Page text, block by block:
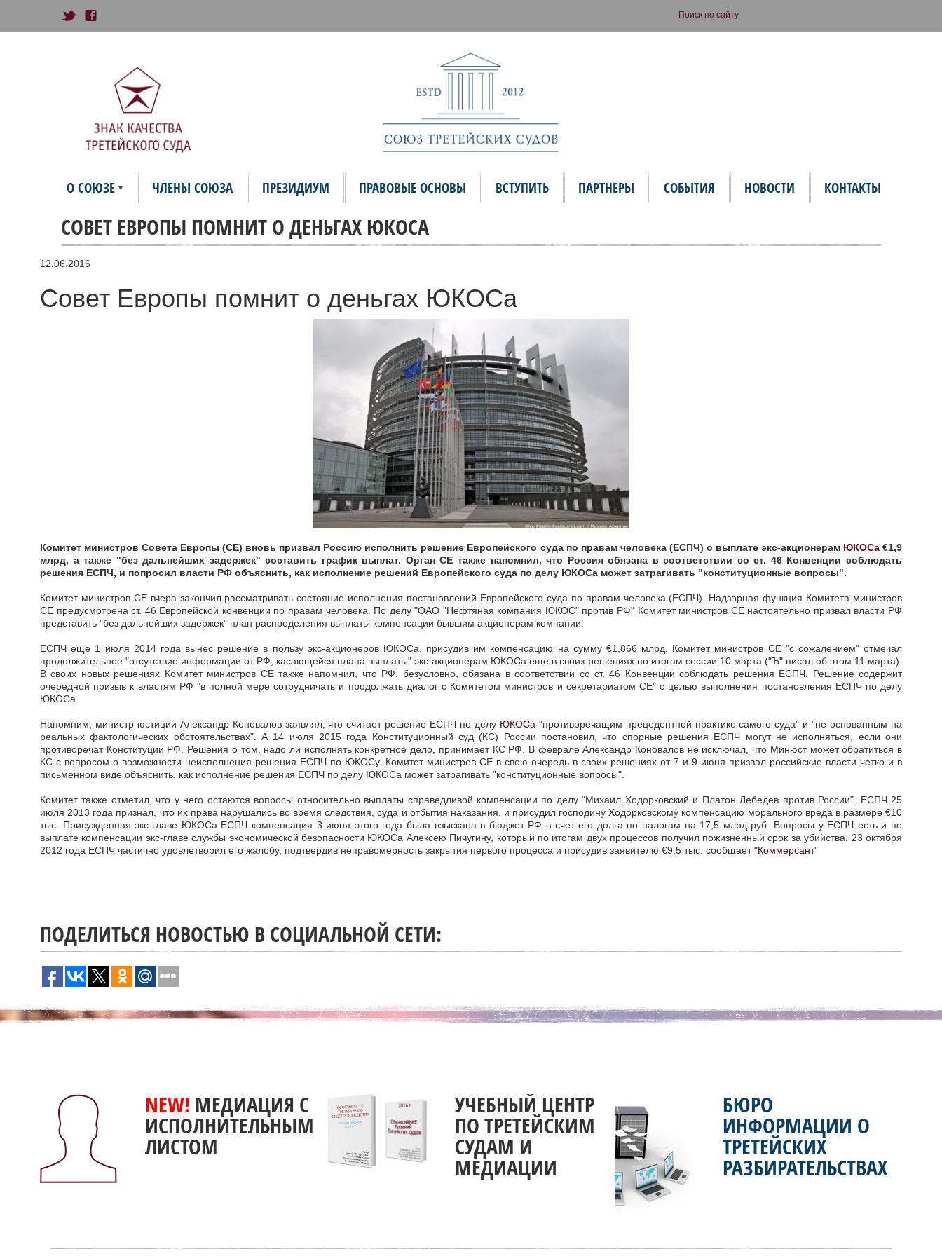
О СОЮЗЕ ЧЛЕНЫ СОЮЗА ПРЕЗИДИУМ ПРАВОВЫЕ ОСНОВЫ ВСТУПИТЬ ПАРТНЕРЫ СОБЫТИЯ НОВОСТИ КОНТАКТЫ
СОВЕТ ЕВРОПЫ ПОМНИТ О ДЕНЬГАХ ЮКОСА
12.06.2016
Совет Европы помнит о деньгах ЮКОСа
Комитет министров Совета Европы (СЕ) вновь призвал Россию исполнить решение Европейского суда по правам человека (ЕСПЧ) о выплате экс-акционерам ЮКОСа€1,9
млрд, а также "без дальнейших задержек" составить график выплат. Орган СЕ также напомнил, что Россия обязана в соответствии со ст. 46 Конвенции соблюдать
решения ЕСПЧ, и попросил власти РФ объяснить, как исполнение решений Европейского суда по делу ЮКОСа может затрагивать "конституционные вопросы".
Комитет министров СЕ вчера закончил рассматривать состояние исполнения постановлений Европейского суда по правам человека (ЕСПЧ). Надзорная функция Комитета министров
СЕ предусмотрена ст. 46 Европейской конвенции по правам человека. По делу "ОАО "Нефтяная компания ЮКОС" против РФ" Комитет министров СЕ настоятельно призвал власти РФ
представить "без дальнейших задержек" план распределения выплаты компенсации бывшим акционерам компании.
ЕСПЧ еще 1 июля 2014 года вынес решение в пользу экс-акционеров ЮКОСа, присудив им компенсацию на сумму €1,866 млрд. Комитет министров СЕ "с сожалением" отмечал
продолжительное "отсутствие информации от РФ, касающейся плана выплаты" экс-акционерам ЮКОСа еще в своих решениях по итогам сессии 10 марта ("Ъ" писал об этом 11 марта).
В своих новых решениях Комитет министров СЕ также напомнил, что РФ, безусловно, обязана в соответствии со ст. 46 Конвенции соблюдать решения ЕСПЧ. Решение содержит
очередной призыв к властям РФ "в полной мере сотрудничать и продолжать диалог с Комитетом министров и секретариатом СЕ" с целью выполнения постановления ЕСПЧ по делу
ЮКОСа.
Напомним, министр юстиции Александр Коновалов заявлял, что считает решение ЕСПЧ по делу ЮКОСа "противоречащим прецедентной практике самого суда" и "не основанным на
реальных фактологических обстоятельствах". А 14 июля 2015 года Конституционный суд (КС) России постановил, что спорные решения ЕСПЧ могут не исполняться, если они
противоречат Конституции РФ. Решения о том, надо ли исполнять конкретное дело, принимает КС РФ. В феврале Александр Коновалов не исключал, что Минюст может обратиться в
КС с вопросом о возможности неисполнения решения ЕСПЧ по ЮКОСу. Комитет министров СЕ в свою очередь в своих решениях от 7 и 9 июня призвал российские власти четко и в
письменном виде объяснить, как исполнение решения ЕСПЧ по делу ЮКОСа может затрагивать "конституционные вопросы".
Комитет также отметил, что у него остаются вопросы относительно выплаты справедливой компенсации по делу "Михаил Ходорковский и Платон Лебедев против России". ЕСПЧ 25
июля 2013 года признал, что их права нарушались во время следствия, суда и отбытия наказания, и присудил господину Ходорковскому компенсацию морального вреда в размере €10
тыс. Присужденная экс-главе ЮКОСа ЕСПЧ компенсация 3 июня этого года была взыскана в бюджет РФ в счет его долга по налогам на 17,5 млрд руб. Вопросы у ЕСПЧ есть и по
выплате компенсации экс-главе службы экономической безопасности ЮКОСа Алексею Пичугину, который по итогам двух процессов получил пожизненный срок за убийства. 23 октября
2012 года ЕСПЧ частично удовлетворил его жалобу, подтвердив неправомерность закрытия первого процесса и присудив заявителю €9,5 тыс. сообщает "Коммерсант"
ПОДЕЛИТЬСЯ НОВОСТЬЮ В СОЦИАЛЬНОЙ СЕТИ:
NEW! МЕДИАЦИЯ С
ИСПОЛНИТЕЛЬНЫМ
ЛИСТОМ
УЧЕБНЫЙ ЦЕНТР
ПО ТРЕТЕЙСКИМ
СУДАМ И
МЕДИАЦИИ
БЮРО
ИНФОРМАЦИИ О
ТРЕТЕЙСКИХ
РАЗБИРАТЕЛЬСТВАХ